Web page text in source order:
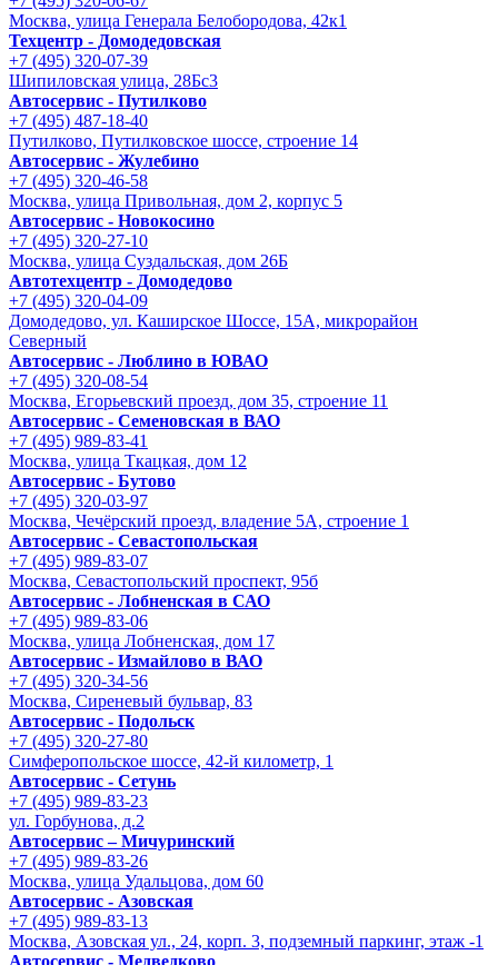
Москва, улица Генерала Белобородова, 42к1
Техцентр - Домодедовская
+7 (495) 320-07-39
Шипиловская улица, 28Бс3
Автосервис - Путилково
+7 (495) 487-18-40
Путилково, Путилковское шоссе, строение 14
Автосервис - Жулебино
+7 (495) 320-46-58
Москва, улица Привольная, дом 2, корпус 5
Автосервис - Новокосино
+7 (495) 320-27-10
Москва, улица Суздальская, дом 26Б
Автотехцентр - Домодедово
+7 (495) 320-04-09
Домодедово, ул. Каширское Шоссе, 15А, микрорайон
Северный
Автосервис - Люблино в ЮВАО
+7 (495) 320-08-54
Москва, Егорьевский проезд, дом 35, строение 11
Автосервис - Семеновская в ВАО
+7 (495) 989-83-41
Москва, улица Ткацкая, дом 12
Автосервис - Бутово
+7 (495) 320-03-97
Москва, Чечёрский проезд, владение 5А, строение 1
Автосервис - Cевастопольская
+7 (495) 989-83-07
Москва, Севастопольский проспект, 95б
Автосервис - Лобненская в САО
+7 (495) 989-83-06
Москва, улица Лобненская, дом 17
Автосервис - Измайлово в ВАО
+7 (495) 320-34-56
Москва, Сиреневый бульвар, 83
Автосервис - Подольск
+7 (495) 320-27-80
Симферопольское шоссе, 42-й километр, 1
Автосервис - Сетунь
+7 (495) 989-83-23
ул. Горбунова, д.2
Автосервис – Мичуринский
+7 (495) 989-83-26
Москва, улица Удальцова, дом 60
Автосервис - Азовская
+7 (495) 989-83-13
Москва, Азовская ул., 24, корп. 3, подземный паркинг, этаж -1
Автосервис - Медведково